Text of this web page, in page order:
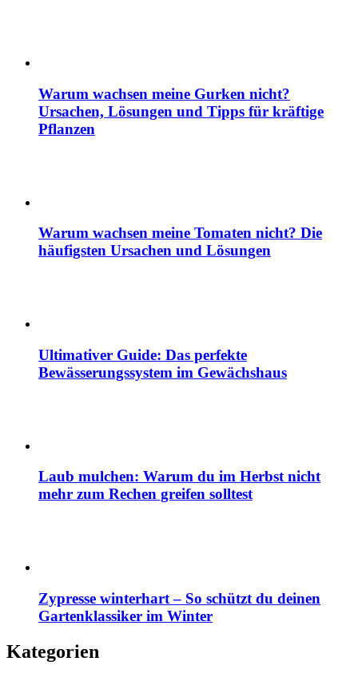
Warum wachsen meine Gurken nicht?
Ursachen, Lösungen und Tipps für kräftige
Pflanzen
Warum wachsen meine Tomaten nicht? Die
häufigsten Ursachen und Lösungen
Ultimativer Guide: Das perfekte
Bewässerungssystem im Gewächshaus
Laub mulchen: Warum du im Herbst nicht
mehr zum Rechen greifen solltest
Zypresse winterhart – So schützt du deinen
Gartenklassiker im Winter
Kategorien